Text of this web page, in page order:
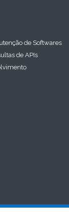
de Softwares
de APIs